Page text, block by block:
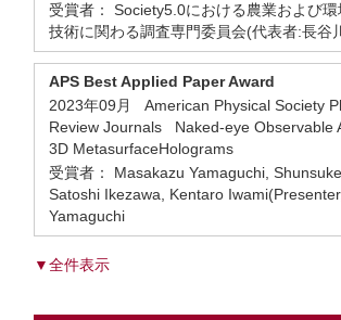
受賞者： Society5.0における農業および
技術に関わる調査専門委員会(代表者:長谷
APS Best Applied Paper Award
2023年09月 American Physical Society
Review Journals Naked-eye Observable
3D MetasurfaceHolograms
受賞者： Masakazu Yamaguchi,
Satoshi Ikezawa, Kentaro
Yamaguchi
▼全件表示